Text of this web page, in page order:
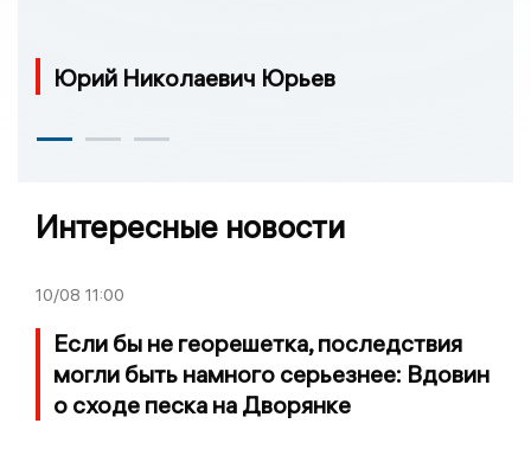
Юрий Николаевич Юрьев
Интересные новости
10/08 11:00
Если бы не георешетка, последствия
могли быть намного серьезнее: Вдовин
о сходе песка на Дворянке